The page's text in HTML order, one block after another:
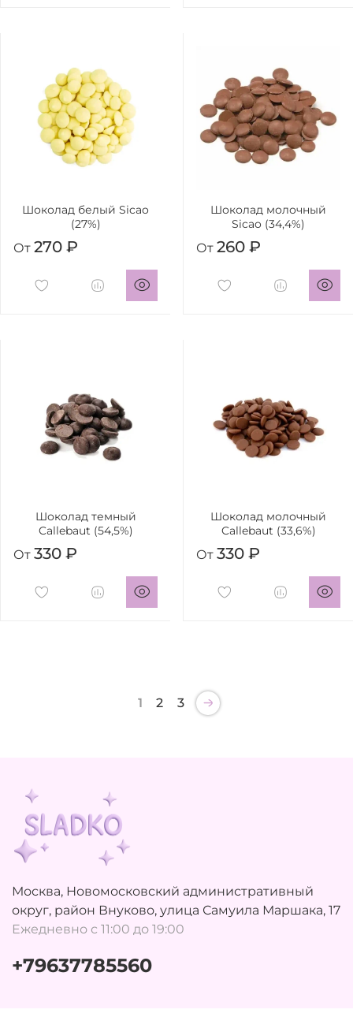
Шоколад белый Sicao
(27%)
От 270 ₽
Шоколад молочный
Sicao (34,4%)
От 260 ₽
Шоколад темный
Callebaut (54,5%)
От 330 ₽
Шоколад молочный
Callebaut (33,6%)
От 330 ₽
1 2 3
Москва, Новомосковский административный
округ, район Внуково, улица Самуила Маршака, 17
Ежедневно с 11:00 до 19:00
+79637785560